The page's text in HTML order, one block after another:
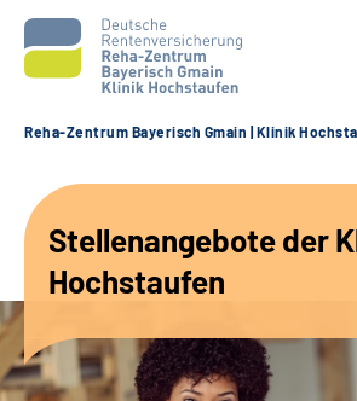
Unsere Angebote
Karriere
Reha-Zentrum Bayerisch Gmain | Klinik
Stellenangebote der
Hochstaufen